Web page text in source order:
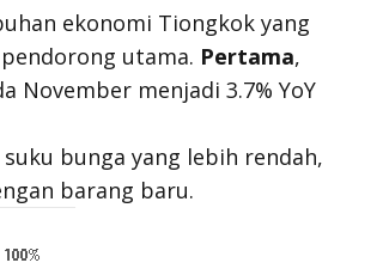
ekonomi Tiongkok yang
utama. Pertama,
November menjadi 3.7% YoY
bunga yang lebih rendah,
barang baru.